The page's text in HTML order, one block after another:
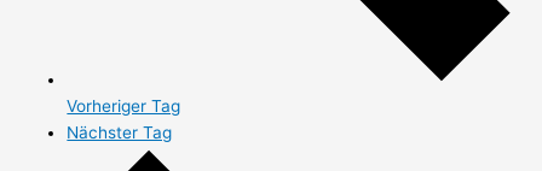
Vorheriger Tag
Nächster Tag